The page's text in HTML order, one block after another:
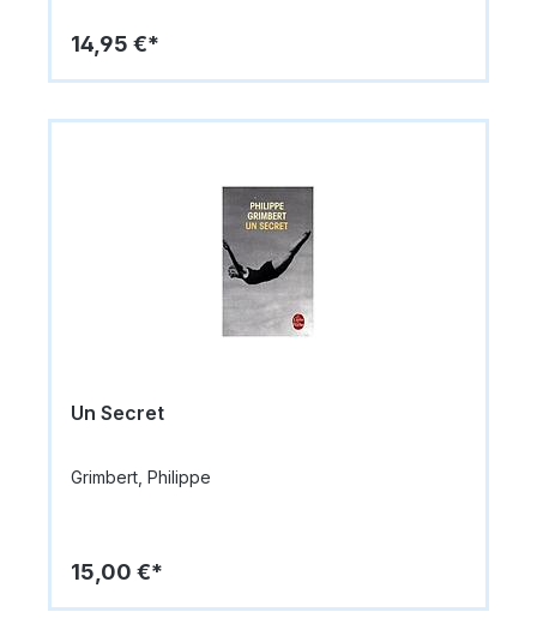
14,95 €*
Un Secret
Grimbert, Philippe
15,00 €*